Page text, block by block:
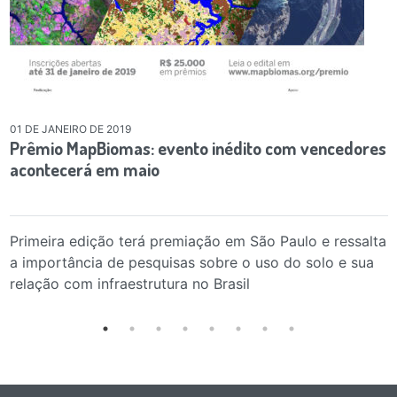
01 DE JANEIRO DE 2019
Prêmio MapBiomas: evento inédito com vencedores
acontecerá em maio
Primeira edição terá premiação em São Paulo e ressalta
a importância de pesquisas sobre o uso do solo e sua
relação com infraestrutura no Brasil